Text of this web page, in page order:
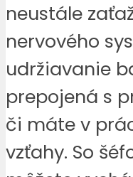
neustále
nervového
udržiavanie
prepojená s
či máte v
vzťahy. So